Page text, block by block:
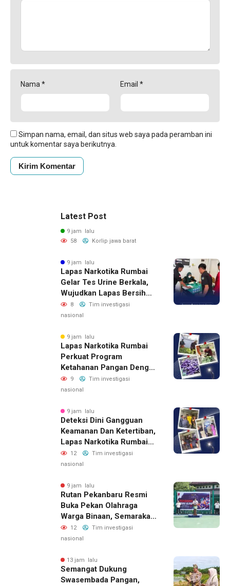
Nama * Email *
Simpan nama, email, dan situs web saya pada peramban ini
untuk komentar saya berikutnya.
Latest Post
9 jam lalu
58
Korlip jawa barat
9 jam lalu
Lapas Narkotika Rumbai
Gelar Tes Urine Berkala,
Wujudkan Lapas Bersih
Dari Narkoba
8
Tim investigasi
nasional
9 jam lalu
Lapas Narkotika Rumbai
Perkuat Program
Ketahanan Pangan Dengan
Memanen Terong
9
Tim investigasi
nasional
9 jam lalu
Deteksi Dini Gangguan
Keamanan Dan Ketertiban,
Lapas Narkotika Rumbai
Gelar Razia Rutin Blok
Hunian
12
Tim investigasi
nasional
9 jam lalu
Rutan Pekanbaru Resmi
Buka Pekan Olahraga
Warga Binaan, Semarakan
HUT RI Ke-81
12
Tim investigasi
nasional
13 jam lalu
Semangat Dukung
Swasembada Pangan,